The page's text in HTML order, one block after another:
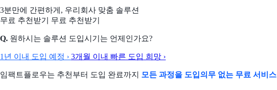
3분만에 간편하게, 우리회사 맞춤 솔루션
무료 추천받기
무료 추천받기
Q. 원하시는 솔루션 도입시기는 언제인가요?
1년 이내 도입 예정 › 3개월 이내 빠른 도입 희망 ›
임팩트플로우는 추천부터 도입 완료까지 모든 과정을 도입의무 없는 무료 서비스